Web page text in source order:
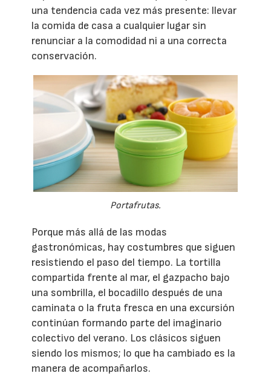
una tendencia cada vez más presente: llevar
la comida de casa a cualquier lugar sin
renunciar a la comodidad ni a una correcta
conservación.
Portafrutas.
Porque más allá de las modas
gastronómicas, hay costumbres que siguen
resistiendo el paso del tiempo. La tortilla
compartida frente al mar, el gazpacho bajo
una sombrilla, el bocadillo después de una
caminata o la fruta fresca en una excursión
continúan formando parte del imaginario
colectivo del verano. Los clásicos siguen
siendo los mismos; lo que ha cambiado es la
manera de acompañarlos.